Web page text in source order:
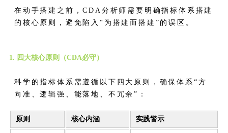
在动手搭建之前，CDA分析师需要明确指标体系搭建
的核心原则，避免陷入“为搭建而搭建”的误区。
1. 四大核心原则（CDA必守）
科学的指标体系需遵循以下四大原则，确保体系“方
向准、逻辑强、能落地、不冗余”：
原则 核心内涵 实践警示